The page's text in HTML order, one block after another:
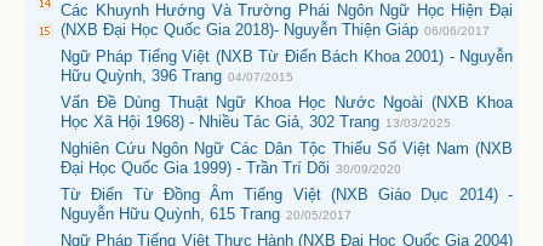
Các Khuynh Hướng Và Trường Phái Ngôn Ngữ Học Hiện Đại
(NXB Đại Học Quốc Gia 2018)- Nguyễn Thiện Giáp 06/06/2017
Ngữ Pháp Tiếng Việt (NXB Từ Điển Bách Khoa 2001) - Nguyễn
Hữu Quỳnh, 396 Trang 04/07/2015
Vấn Đề Dùng Thuật Ngữ Khoa Học Nước Ngoài (NXB Khoa
Học Xã Hội 1968) - Nhiều Tác Giả, 302 Trang 13/03/2025
Nghiên Cứu Ngôn Ngữ Các Dân Tộc Thiểu Số Việt Nam (NXB
Đại Học Quốc Gia 1999) - Trần Trí Dõi 30/09/2020
Từ Điển Từ Đồng Âm Tiếng Việt (NXB Giáo Dục 2014) -
Nguyễn Hữu Quỳnh, 615 Trang 20/05/2017
Ngữ Pháp Tiếng Việt Thực Hành (NXB Đại Học Quốc Gia 2004)